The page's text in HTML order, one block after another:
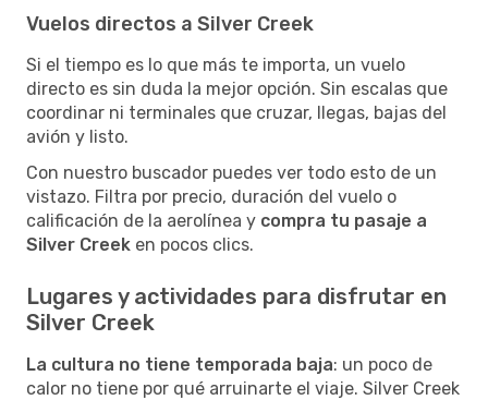
Vuelos directos a Silver Creek
Si el tiempo es lo que más te importa, un vuelo
directo es sin duda la mejor opción. Sin escalas que
coordinar ni terminales que cruzar, llegas, bajas del
avión y listo.
Con nuestro buscador puedes ver todo esto de un
vistazo. Filtra por precio, duración del vuelo o
calificación de la aerolínea y compra tu pasaje a
Silver Creek en pocos clics.
Lugares y actividades para disfrutar en
Silver Creek
La cultura no tiene temporada baja: un poco de
calor no tiene por qué arruinarte el viaje. Silver Creek